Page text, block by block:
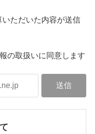
ただいた内容が送信
の取扱いに同意します